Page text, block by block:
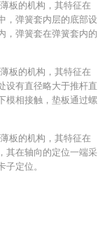
板的机构，其特征在
，弹簧套内层的底部设
，弹簧套在弹簧套内的
板的机构，其特征在
设有直径略大于推杆直
模相接触，垫板通过螺
板的机构，其特征在
其在轴向的定位一端采
子定位。